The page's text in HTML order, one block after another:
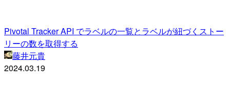
Pivotal Tracker API でラベルの一覧とラベルが紐づくストー
リーの数を取得する
藤井元貴
2024.03.19